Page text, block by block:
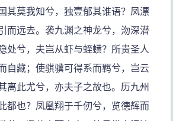
莫我知兮，独壹郁其谁语？凤漂
而远去。袭九渊之神龙兮，沕深潜
处兮，夫岂从虾与蛭蟥？所贵圣人
自藏；使骐骥可得系而羁兮，岂云
离此尤兮，亦夫子之故也。历九州
都也？凤凰翔于千仞兮，览德辉而